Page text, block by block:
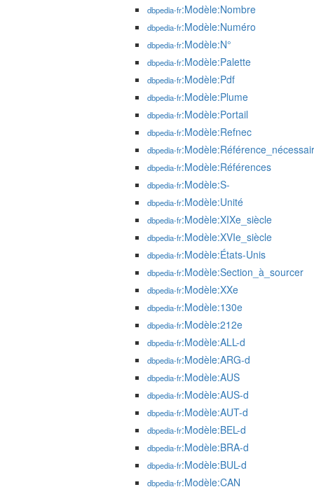
dbpedia-fr:Modèle:Nombre
dbpedia-fr:Modèle:Numéro
dbpedia-fr:Modèle:N°
dbpedia-fr:Modèle:Palette
dbpedia-fr:Modèle:Pdf
dbpedia-fr:Modèle:Plume
dbpedia-fr:Modèle:Portail
dbpedia-fr:Modèle:Refnec
dbpedia-fr
dbpedia-fr:Modèle:Références
dbpedia-fr:Modèle:S-
dbpedia-fr:Modèle:Unité
dbpedia-fr:Modèle:XIXe_siècle
dbpedia-fr:Modèle:XVIe_siècle
dbpedia-fr:Modèle:États-Unis
dbpedia-fr:Modèle:Section_à_sourcer
dbpedia-fr:Modèle:XXe
dbpedia-fr:Modèle:130e
dbpedia-fr:Modèle:212e
dbpedia-fr:Modèle:ALL-d
dbpedia-fr:Modèle:ARG-d
dbpedia-fr:Modèle:AUS
dbpedia-fr:Modèle:AUS-d
dbpedia-fr:Modèle:AUT-d
dbpedia-fr:Modèle:BEL-d
dbpedia-fr:Modèle:BRA-d
dbpedia-fr:Modèle:BUL-d
dbpedia-fr:Modèle:CAN